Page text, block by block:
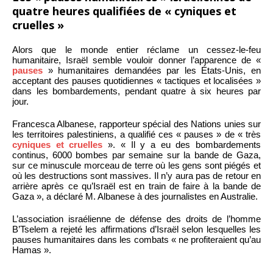
quatre heures qualifiées de « cyniques et
cruelles »
Alors que le monde entier réclame un cessez-le-feu
humanitaire, Israël semble vouloir donner l’apparence de «
pauses » humanitaires demandées par les États-Unis, en
acceptant des pauses quotidiennes « tactiques et localisées »
dans les bombardements, pendant quatre à six heures par
jour.
Francesca Albanese, rapporteur spécial des Nations unies sur
les territoires palestiniens, a qualifié ces « pauses » de « très
cyniques et cruelles ». « Il y a eu des bombardements
continus, 6000 bombes par semaine sur la bande de Gaza,
sur ce minuscule morceau de terre où les gens sont piégés et
où les destructions sont massives. Il n’y aura pas de retour en
arrière après ce qu’Israël est en train de faire à la bande de
Gaza », a déclaré M. Albanese à des journalistes en Australie.
L’association israélienne de défense des droits de l’homme
B’Tselem a rejeté les affirmations d’Israël selon lesquelles les
pauses humanitaires dans les combats « ne profiteraient qu’au
Hamas ».